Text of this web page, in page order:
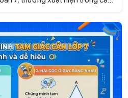
sẽ hướng dẫn những
hiểu, giúp học sinh vận dụng